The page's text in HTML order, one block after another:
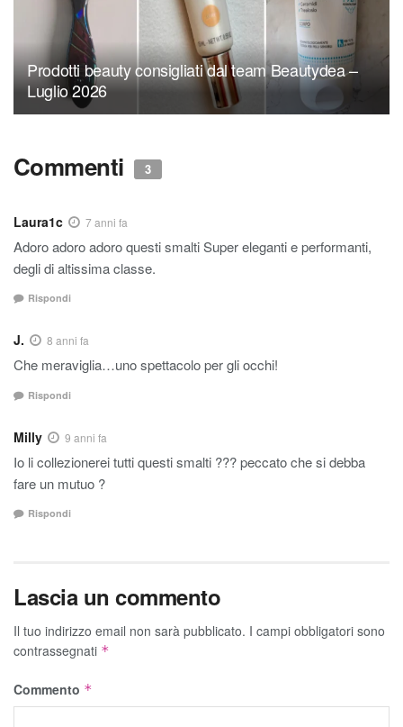
Prodotti beauty consigliati dal team Beautydea –
Luglio 2026
Commenti 3
Laura1c 7 anni fa
Adoro adoro adoro questi smalti Super eleganti e performanti,
degli di altissima classe.
Rispondi
J. 8 anni fa
Che meraviglia…uno spettacolo per gli occhi!
Rispondi
Milly 9 anni fa
Io li collezionerei tutti questi smalti ??? peccato che si debba
fare un mutuo ?
Rispondi
Lascia un commento
Il tuo indirizzo email non sarà pubblicato. I campi obbligatori sono
contrassegnati *
Commento *